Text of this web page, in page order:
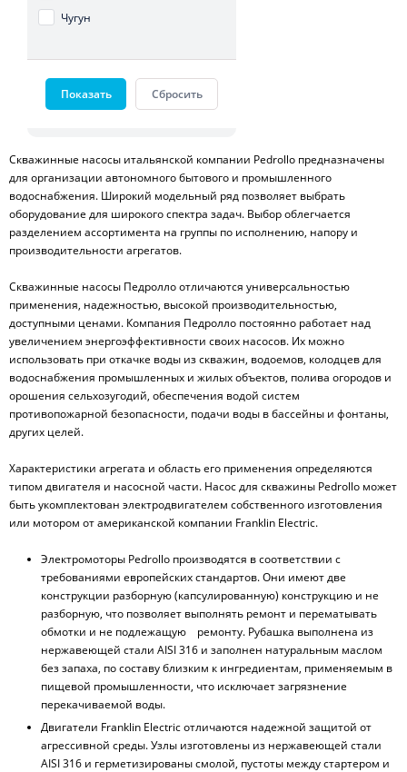
Чугун
Показать Сбросить
Скважинные насосы итальянской компании Pedrollo предназначены
для организации автономного бытового и промышленного
водоснабжения. Широкий модельный ряд позволяет выбрать
оборудование для широкого спектра задач. Выбор облегчается
разделением ассортимента на группы по исполнению, напору и
производительности агрегатов.
Скважинные насосы Педролло отличаются универсальностью
применения, надежностью, высокой производительностью,
доступными ценами. Компания Педролло постоянно работает над
увеличением энергоэффективности своих насосов. Их можно
использовать при откачке воды из скважин, водоемов, колодцев для
водоснабжения промышленных и жилых объектов, полива огородов и
орошения сельхозугодий, обеспечения водой систем
противопожарной безопасности, подачи воды в бассейны и фонтаны,
других целей.
Характеристики агрегата и область его применения определяются
типом двигателя и насосной части. Насос для скважины Pedrollo может
быть укомплектован электродвигателем собственного изготовления
или мотором от американской компании Franklin Electric.
Электромоторы Pedrollo производятся в соответствии с
требованиями европейских стандартов. Они имеют две
конструкции разборную (капсулированную) конструкцию и не
разборную, что позволяет выполнять ремонт и перематывать
обмотки и не подлежащую ремонту. Рубашка выполнена из
нержавеющей стали AISI 316 и заполнен натуральным маслом
без запаха, по составу близким к ингредиентам, применяемым в
пищевой промышленности, что исключает загрязнение
перекачиваемой воды.
Двигатели Franklin Electric отличаются надежной защитой от
агрессивной среды. Узлы изготовлены из нержавеющей стали
AISI 316 и герметизированы смолой, пустоты между стартером и